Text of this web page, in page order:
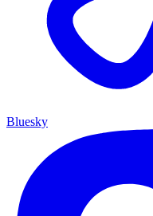
Bluesky